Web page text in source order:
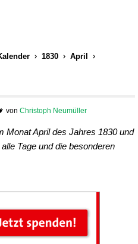
1830 April
von Christoph Neumüller
Monat April des Jahres 1830 und
Tage und die besonderen